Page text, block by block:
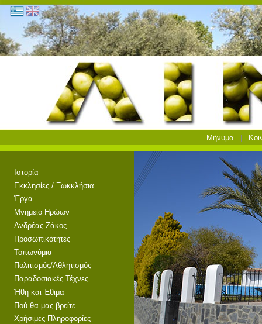
Μήνυμα
Ιστορία
Εκκλησίες / Ξωκκλήσια
Έργα
Μνημείο Ηρώων
Ανδρέας Ζάκος
Προσωπικότητες
Τοπωνύμια
Πολιτισμός/Αθλητισμός
Παραδοσιακές Τέχνες
Ήθη και Έθιμα
Πού θα μας βρείτε
Χρήσιμες Πληροφορίες